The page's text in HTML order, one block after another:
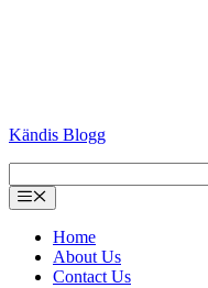
Kändis Blogg
Menu
Home
About Us
Contact Us